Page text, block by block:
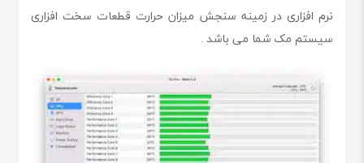
نرم افزاری در زمینه سنجش میزان حرارت قطعات سخت افزاری
سیستم مک شما می باشد .